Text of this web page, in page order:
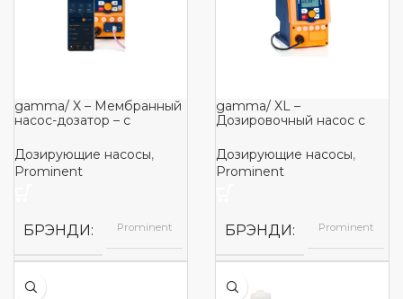
gamma/ X – Мембранный
насос-дозатор – с
управлением
Дозирующие насосы,
Prominent
БРЭНДИ Prominent
gamma/ XL –
Дозировочный насос с
управляемым соленоидом
Дозирующие насосы,
Prominent
БРЭНДИ Prominent